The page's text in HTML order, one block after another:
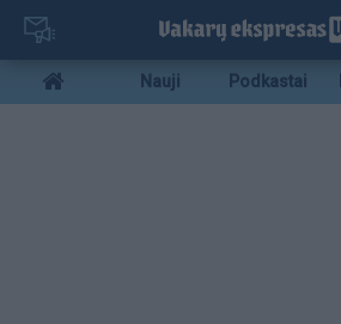
Pereiti
pagrindinį
turinį
Mobile
menu
Nauji Podkastai